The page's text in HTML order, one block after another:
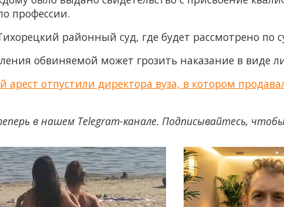
профессии.
районный суд, где будет рассмотрено по
обвиняемой может грозить наказание в виде
отпустили директора вуза, в котором
в нашем Telegram-канале. Подписывайтесь,